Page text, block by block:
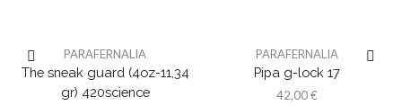
PARAFERNALIA
The sneak guard (4oz-11,34
gr) 420science
PARAFERNALIA
Pipa g-lock 17
42,00€